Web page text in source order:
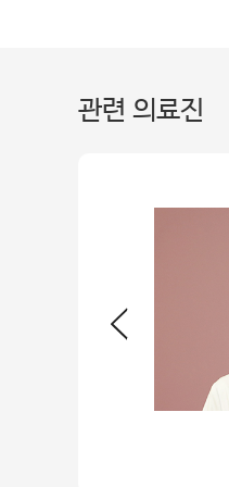
관련 의료진